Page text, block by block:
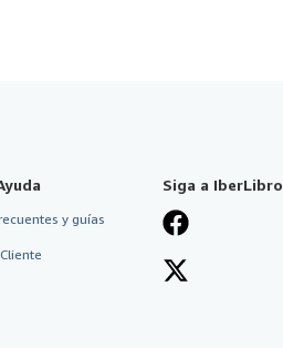
y guías
Siga a IberLibro